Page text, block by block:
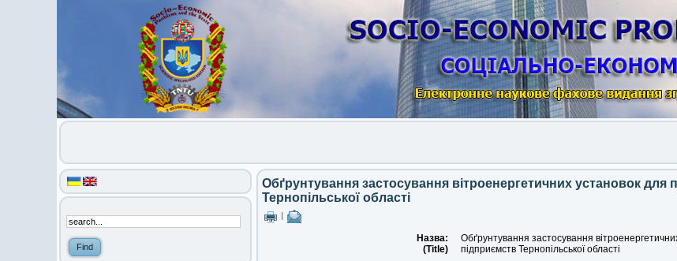
Обґрунтування застосування вітроенергетичних установок для
Тернопільської області
Назва:
(Title)
Обґрунтування застосування
підприємств Тернопільської області